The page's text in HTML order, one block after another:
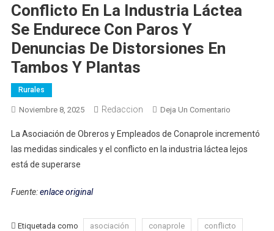
Conflicto En La Industria Láctea
Se Endurece Con Paros Y
Denuncias De Distorsiones En
Tambos Y Plantas
Rurales
Noviembre 8, 2025 Redaccion Deja Un ComentarioEn
En
La
Con
La Asociación de Obreros y Empleados de Conaprole incrementó
las medidas sindicales y el conflicto en la industria láctea lejos
está de superarse
Fuente:enlace original
Etiquetada como asociación conaprole
conflicto